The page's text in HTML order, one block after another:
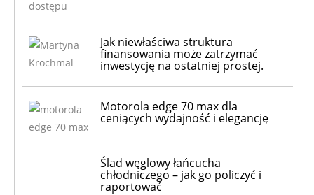
Jak niewłaściwa struktura
finansowania może zatrzymać
inwestycję na ostatniej prostej.
Motorola edge 70 max dla
ceniących wydajność i elegancję
Ślad węglowy łańcucha
chłodniczego – jak go policzyć i
raportować